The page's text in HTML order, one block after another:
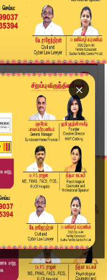
×
| விரைவுச் செய்த...